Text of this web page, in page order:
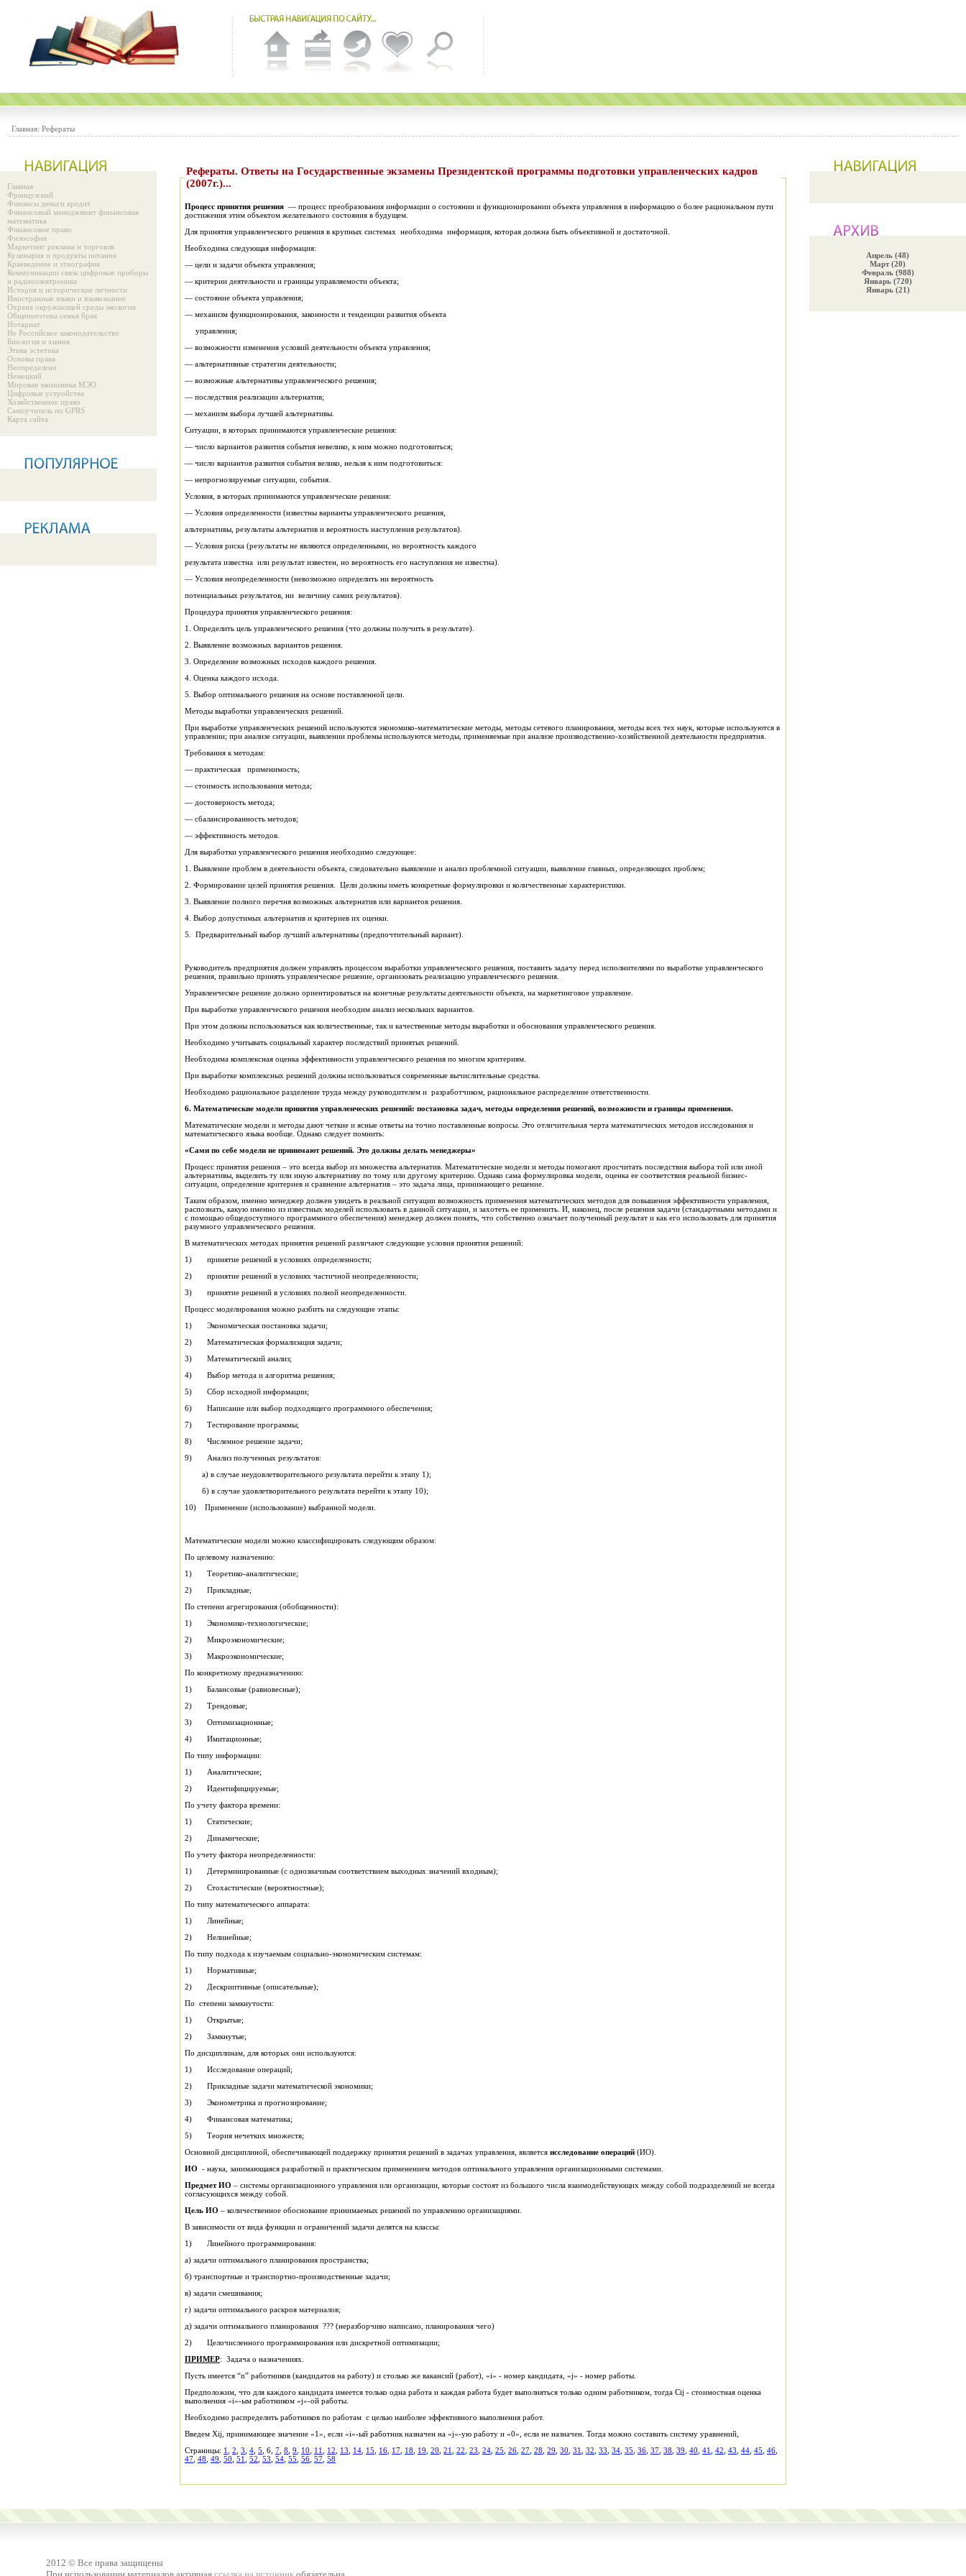
Главная: Рефераты
Главная
Французский
Финансы деньги кредит
Финансовый менеджмент финансовая
математика
Финансовое право
Философия
Маркетинг реклама и торговля
Кулинария и продукты питания
Краеведение и этнография
Коммуникации связь цифровые приборы
и радиоэлектроника
История и исторические личности
Иностранные языки и языкознание
Охрана окружающей среды экология
Общениеэтика семья брак
Нотариат
Не Российское законодательство
Биология и химия
Этика эстетика
Основы права
Неопределено
Немецкий
Мировая экономика МЭО
Цифровые устройства
Хозяйственное право
Самоучитель по GPRS
Карта сайта
Рефераты. Ответы на Государственные экзамены Президентской программы подготовки управленческих кадров
(2007г.)...
Процесс принятия решения — процесс преобразования информации о состоянии и функционировании объекта управления в информацию о более рациональном пути
достижения этим объектом желательного состояния в будущем.
Для принятия управленческого решения в крупных системах необходима информация, которая должна быть объективной и достаточной.
Необходима следующая информация:
— цели и задачи объекта управления;
— критерии деятельности и границы управляемости объекта;
— состояние объекта управления;
— механизм функционирования, законности и тенденции развития объекта
управления;
— возможности изменения условий деятельности объекта управления;
— альтернативные стратегии деятельности;
— возможные альтернативы управленческого решения;
— последствия реализации альтернатив;
— механизм выбора лучшей альтернативы.
Ситуации, в которых принимаются управленческие решения:
— число вариантов развития события невелико, к ним можно подготовиться;
— число вариантов развития события велико, нельзя к ним подготовиться:
— непрогнозируемые ситуации, события.
Условия, в которых принимаются управленческие решения:
— Условия определенности (известны варианты управленческого решения,
альтернативы, результаты альтернатив и вероятность наступления результатов).
— Условия риска (результаты не являются определенными, но вероятность каждого
результата известна или результат известен, но вероятность его наступления не известна).
— Условия неопределенности (невозможно определить ни вероятность
потенциальных результатов, ни величину самих результатов).
Процедура принятия управленческого решения:
1. Определить цель управленческого решения (что должны получить в результате).
2. Выявление возможных вариантов решения.
3. Определение возможных исходов каждого решения.
4. Оценка каждого исхода.
5. Выбор оптимального решения на основе поставленной цели.
Методы выработки управленческих решений.
При выработке управленческих решений используются экономико-математические методы, методы сетевого планирования, методы всех тех наук, которые используются в
управлении; при анализе ситуации, выявлении проблемы используются методы, применяемые при анализе производственно-хозяйственной деятельности предприятия.
Требования к методам:
— практическая применимость;
— стоимость использования метода;
— достоверность метода;
— сбалансированность методов;
— эффективность методов.
Для выработки управленческого решения необходимо следующее:
1. Выявление проблем в деятельности объекта, следовательно выявление и анализ проблемной ситуации, выявление главных, определяющих проблем;
2. Формирование целей принятия решения. Цели должны иметь конкретные формулировки и количественные характеристики.
3. Выявление полного перечня возможных альтернатив или вариантов решения.
4. Выбор допустимых альтернатив и критериев их оценки.
5. Предварительный выбор лучший альтернативы (предпочтительный вариант).
Руководитель предприятия должен управлять процессом выработки управленческого решения, поставить задачу перед исполнителями по выработке управленческого
решения, правильно принять управленческое решение, организовать реализацию управленческого решения.
Управленческое решение должно ориентироваться на конечные результаты деятельности объекта, на маркетинговое управление.
При выработке управленческого решения необходим анализ нескольких вариантов.
При этом должны использоваться как количественные, так и качественные методы выработки и обоснования управленческого решения.
Необходимо учитывать социальный характер последствий принятых решений.
Необходима комплексная оценка эффективности управленческого решения по многим критериям.
При выработке комплексных решений должны использоваться современные вычислительные средства.
Необходимо рациональное разделение труда между руководителем и разработчиком, рациональное распределение ответственности.
6. Математические модели принятия управленческих решений: постановка задач, методы определения решений, возможности и границы применения.
Математические модели и методы дают четкие и ясные ответы на точно поставленные вопросы. Это отличительная черта математических методов исследования и
математического языка вообще. Однако следует помнить:
«Сами по себе модели не принимают решений. Это должны делать менеджеры»
Процесс принятия решения – это всегда выбор из множества альтернатив. Математические модели и методы помогают просчитать последствия выбора той или иной
альтернативы, выделить ту или иную альтернативу по тому или другому критерию. Однако сама формулировка модели, оценка ее соответствия реальной бизнес-
ситуации, определение критериев и сравнение альтернатив – это задача лица, принимающего решение.
Таким образом, именно менеджер должен увидеть в реальной ситуации возможность применения математических методов для повышения эффективности управления,
распознать, какую именно из известных моделей использовать в данной ситуации, и захотеть ее применить. И, наконец, после решения задачи (стандартными методами и
с помощью общедоступного программного обеспечения) менеджер должен понять, что собственно означает полученный результат и как его использовать для принятия
разумного управленческого решения.
В математических методах принятия решений различают следующие условия принятия решений:
1) принятие решений в условиях определенности;
2) принятие решений в условиях частичной неопределенности;
3) принятие решений в условиях полной неопределенности.
Процесс моделирования можно разбить на следующие этапы:
1) Экономическая постановка задачи;
2) Математическая формализация задачи;
3) Математический анализ;
4) Выбор метода и алгоритма решения;
5) Сбор исходной информации;
6) Написание или выбор подходящего программного обеспечения;
7) Тестирование программы;
8) Численное решение задачи;
9) Анализ полученных результатов:
а) в случае неудовлетворительного результата перейти к этапу 1);
б) в случае удовлетворительного результата перейти к этапу 10);
10) Применение (использование) выбранной модели.
Математические модели можно классифицировать следующим образом:
По целевому назначению:
1) Теоретико-аналитические;
2) Прикладные;
По степени агрегирования (обобщенности):
1) Экономико-технологические;
2) Микроэкономические;
3) Макроэкономические;
По конкретному предназначению:
1) Балансовые (равновесные);
2) Трендовые;
3) Оптимизационные;
4) Имитационные;
По типу информации:
1) Аналитические;
2) Идентифицируемые;
По учету фактора времени:
1) Статические;
2) Динамические;
По учету фактора неопределенности:
1) Детерминированные (с однозначным соответствием выходных значений входным);
2) Стохастические (вероятностные);
По типу математического аппарата:
1) Линейные;
2) Нелинейные;
По типу подхода к изучаемым социально-экономическим системам:
1) Нормативные;
2) Дескриптивные (описательные);
По степени замкнутости:
1) Открытые;
2) Замкнутые;
По дисциплинам, для которых они используются:
1) Исследование операций;
2) Прикладные задачи математической экономики;
3) Эконометрика и прогнозирование;
4) Финансовая математика;
5) Теория нечетких множеств;
Основной дисциплиной, обеспечивающей поддержку принятия решений в задачах управления, является исследование операций (ИО).
ИО - наука, занимающаяся разработкой и практическим применением методов оптимального управления организационными системами.
Предмет ИО – системы организационного управления или организации, которые состоят из большого числа взаимодействующих между собой подразделений не всегда
согласующихся между собой.
Цель ИО – количественное обоснование принимаемых решений по управлению организациями.
В зависимости от вида функции и ограничений задачи делятся на классы:
1) Линейного программирования:
а) задачи оптимального планирования пространства;
б) транспортные и транспортно-производственные задачи;
в) задачи смешивания;
г) задачи оптимального раскроя материалов;
д) задачи оптимального планирования ??? (неразборчиво написано, планирования чего)
2) Целочисленного программирования или дискретной оптимизации;
ПРИМЕР: Задача о назначениях.
Пусть имеется “n” работников (кандидатов на работу) и столько же вакансий (работ), «i» - номер кандидата, «j» - номер работы.
Предположим, что для каждого кандидата имеется только одна работа и каждая работа будет выполняться только одним работником, тогда Cij - стоимостная оценка
выполнения «i»-ым работником «j»-ой работы.
Необходимо распределить работников по работам с целью наиболее эффективного выполнения работ.
Введем Xij, принимающее значение «1», если «i»-ый работник назначен на «j»-ую работу и «0», если не назначен. Тогда можно составить систему уравнений,
Страницы: 1 2 3 4 5 , 6, 7 8 9 10 11 12 13 14 15 16 17 18 19 20 21 22 23 24 25 26 27 28 29 30 31 32 33 34 35 36 37 38 39 40 41 42 43 44 45 46
47 48 49 50 51 52 53 54 55 56 57 58
Апрель (48)
Март (20)
Февраль (988)
Январь (720)
Январь (21)
2012 © Все права защищены